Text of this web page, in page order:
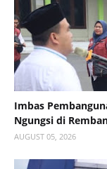
Imbas
Ngungsi di
AUGUST 05, 2026